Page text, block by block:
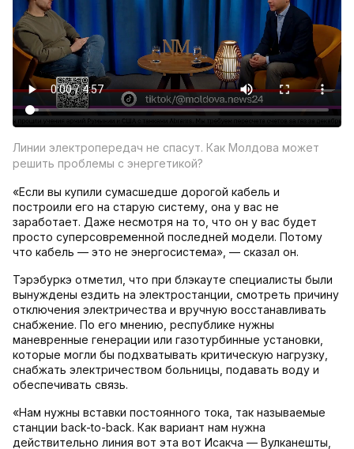
Линии электропередач не спасут. Как Молдова может
решить проблемы с энергетикой?
«Если вы купили сумасшедше дорогой кабель и
построили его на старую систему, она у вас не
заработает. Даже несмотря на то, что он у вас будет
просто суперсовременной последней модели. Потому
что кабель — это не энергосистема», — сказал он.
Тэрэбуркэ отметил, что при блэкауте специалисты были
вынуждены ездить на электростанции, смотреть причину
отключения электричества и вручную восстанавливать
снабжение. По его мнению, республике нужны
маневренные генерации или газотурбинные установки,
которые могли бы подхватывать критическую нагрузку,
снабжать электричеством больницы, подавать воду и
обеспечивать связь.
«Нам нужны вставки постоянного тока, так называемые
станции back-to-back. Как вариант нам нужна
действительно линия вот эта вот Исакча — Вулканешты,